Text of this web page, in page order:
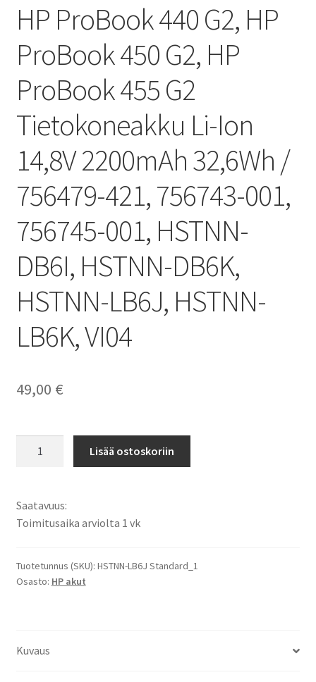
HP ProBook 440 G2, HP
ProBook 450 G2, HP
ProBook 455 G2
Tietokoneakku Li-Ion
14,8V 2200mAh 32,6Wh /
756479-421, 756743-001,
756745-001, HSTNN-
DB6I, HSTNN-DB6K,
HSTNN-LB6J, HSTNN-
LB6K, VI04
49,00 €
HP
ProBook
G2,
HP
Tietokoneakku
Lisää ostoskoriin
Saatavuus:
Toimitusaika arviolta 1 vk
Tuotetunnus (SKU): HSTNN-LB6J Standard_1
Osasto: HP akut
Kuvaus